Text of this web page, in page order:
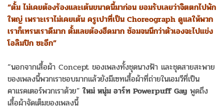
“ตั้ม ไม่เคยต้องร้องและเต้นขนาดนี้มาก่อน ยอมรับเลยว่าจิตตกไปพัก
ใหญ่ เพราะเราไม่เคยเต้น ครูเปาที่เป็น Choreograph ดูแลให้พวก
เราก็เทรนเราดีมาก ตั้มเลยต้องฮึดมาก ซ้อมจนนึกว่าตัวเองจะไปแข่ง
โอลิมปิก ซะอีก”
“นอกจากเสื้อผ้า Concept ของเพลงทั้งชุดนางฟ้า และชุดสายสะพาย
ของเพลงนี้พวกเราชอบมากแล้วยังมีเซทเสื้อผ้าที่ถ่ายในเอมวีที่เป็น
คาแรคเตอร์พวกเราด้วย” ใหม่ หนุ่ม อาร์ท Powerpuff Gay พูดถึง
เสื้อผ้าจัดเต็มของเพลงนี้